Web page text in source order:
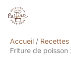
Accueil
Friture de
Rechercher